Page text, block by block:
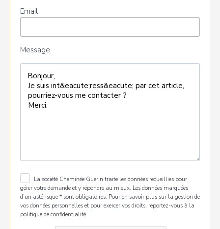
Email
Message
La société Cheminée Guerin traite les données recueillies pour
gérer votre demande et y répondre au mieux. Les données marquées
d’un astérisque * sont obligatoires. Pour en savoir plus sur la gestion de
vos données personnelles et pour exercer vos droits, reportez-vous à la
politique de confidentialité